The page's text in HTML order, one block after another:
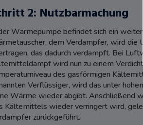
2: Nutzbarmachung
Wärmepumpe befindet sich ein
dem Verdampfer, wird die
das dadurch verdampft. Bei
wird nun zu einem
des gasförmigen
Verflüssiger, wird das unter
Wärme wieder abgibt. Anschließend
Kältemittels wieder verringert wird,
zurückgeführt.